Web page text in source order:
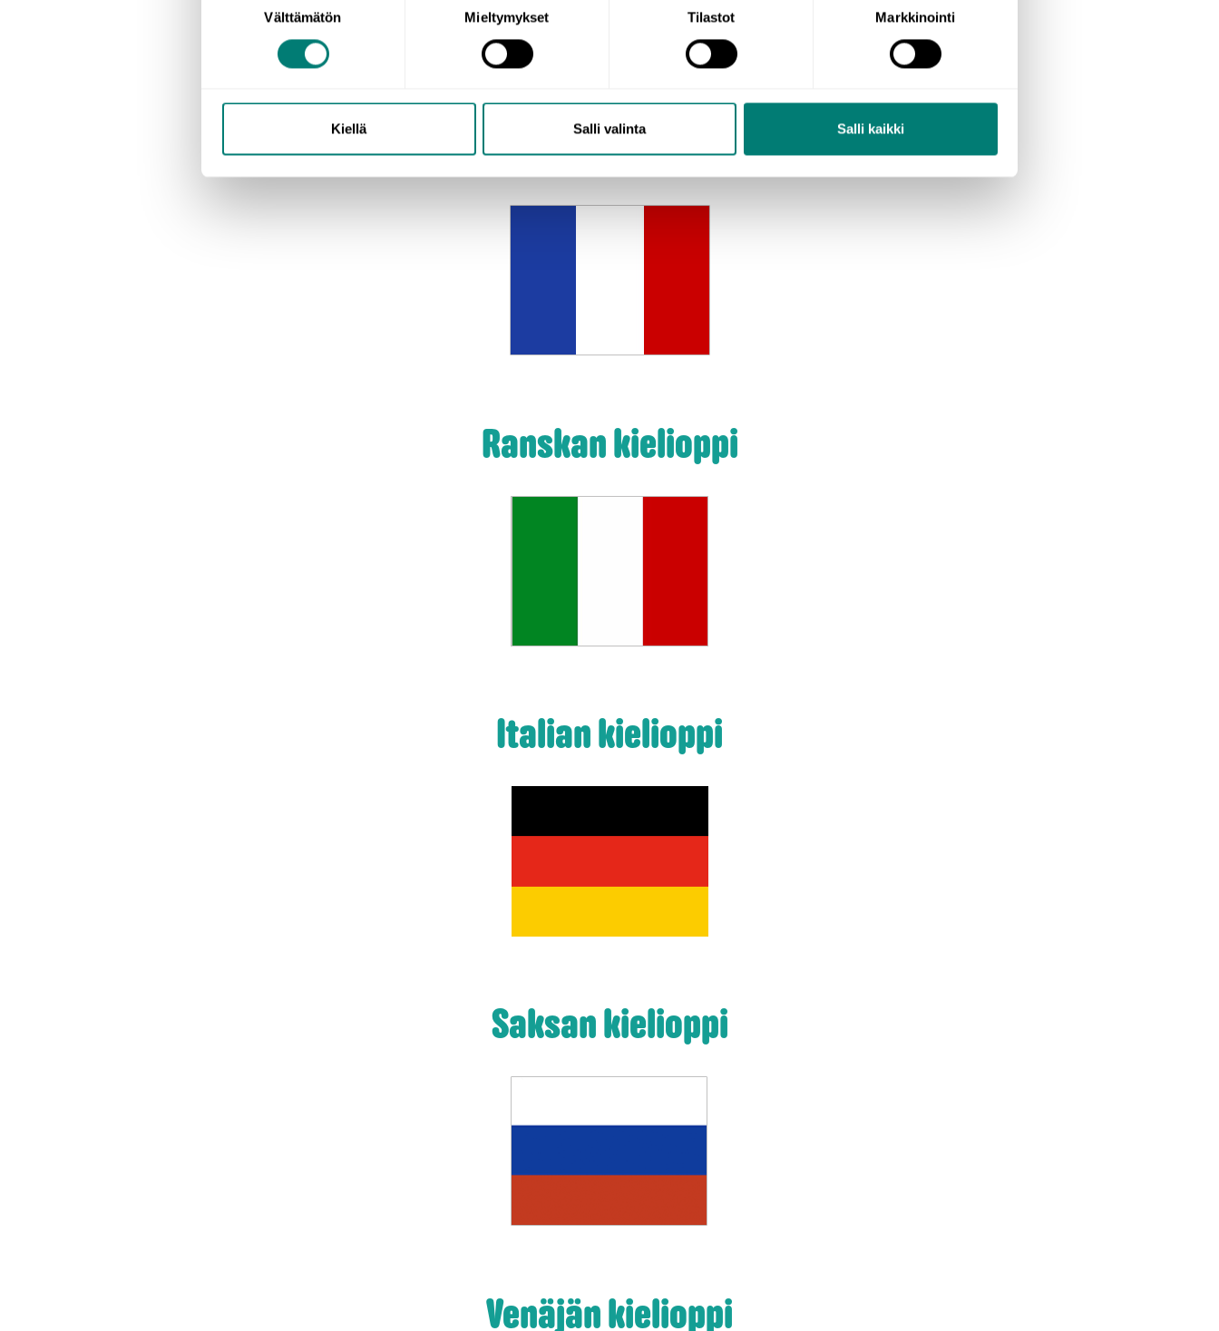
Välttämätön Mieltymykset Tilastot Markkinointi
Kiellä Salli valinta Salli kaikki
Suomen kielioppi
Ranskan kielioppi
Italian kielioppi
Saksan kielioppi
Venäjän kielioppi